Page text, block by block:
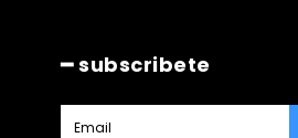
━ subscribete